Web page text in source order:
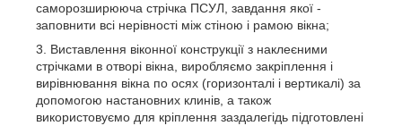
саморозширююча стрічка ПСУЛ, завдання якої -
заповнити всі нерівності між стіною і рамою вікна;
Виставлення віконної конструкції з наклеєними
стрічками в отворі вікна, виробляємо закріплення і
вирівнювання вікна по осях (горизонталі і вертикалі) за
допомогою настановних клинів, а також
використовуємо для кріплення заздалегідь підготовлені